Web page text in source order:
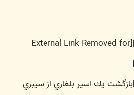
[External Link Removed for
بازگشت يك اسير بلغاري از سيبري